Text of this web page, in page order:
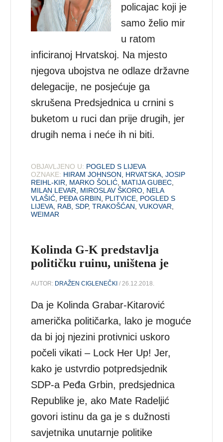
policajac koji je
samo želio mir
u ratom
inficiranoj Hrvatskoj. Na mjesto
njegova ubojstva ne odlaze državne
delegacije, ne posjećuje ga
skrušena Predsjednica u crnini s
buketom u ruci dan prije drugih, jer
drugih nema i neće ih ni biti.
OBJAVLJENO U: POGLED S LIJEVA
OZNAKE: HIRAM JOHNSON HRVATSKA ,JOSIP
REIHL-KIR
MARKO ŠOLIĆ MATIJA GUBEC
MILAN LEVAR
MIROSLAV ŠKORO NELA
VLAŠIĆ PEĐA GRBIN PLITVICE POGLED S
LIJEVA RAB ,SDP,TRAKOŠĆAN ,VUKOVAR
WEIMAR
Kolinda G-K predstavlja
političku ruinu, uništena je
AUTOR: DRAŽEN CIGLENEČKI / 26.12.2018.
Da je Kolinda Grabar-Kitarović
američka političarka, lako je moguće
da bi joj njezini protivnici uskoro
počeli vikati – Lock Her Up! Jer,
kako je ustvrdio potpredsjednik
SDP-a Peđa Grbin, predsjednica
Republike je, ako Mate Radeljić
govori istinu da ga je s dužnosti
savjetnika unutarnje politike